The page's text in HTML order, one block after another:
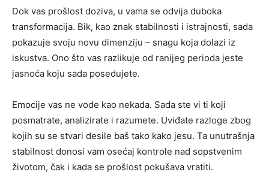
Dok vas prošlost doziva, u vama se odvija duboka
transformacija. Bik, kao znak stabilnosti i istrajnosti, sada
pokazuje svoju novu dimenziju – snagu koja dolazi iz
iskustva. Ono što vas razlikuje od ranijeg perioda jeste
jasnoća koju sada posedujete.
Emocije vas ne vode kao nekada. Sada ste vi ti koji
posmatrate, analizirate i razumete. Uviđate razloge zbog
kojih su se stvari desile baš tako kako jesu. Ta unutrašnja
stabilnost donosi vam osećaj kontrole nad sopstvenim
životom, čak i kada se prošlost pokušava vratiti.